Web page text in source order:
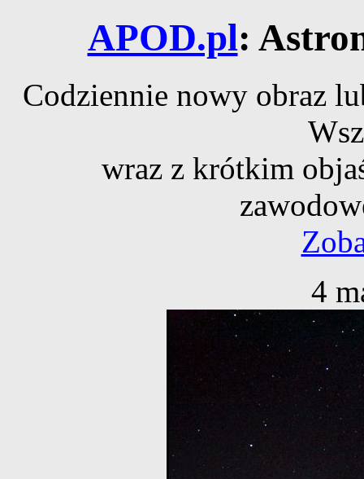
APOD.pl:
Codziennie nowy obraz
wraz z krótkim
4